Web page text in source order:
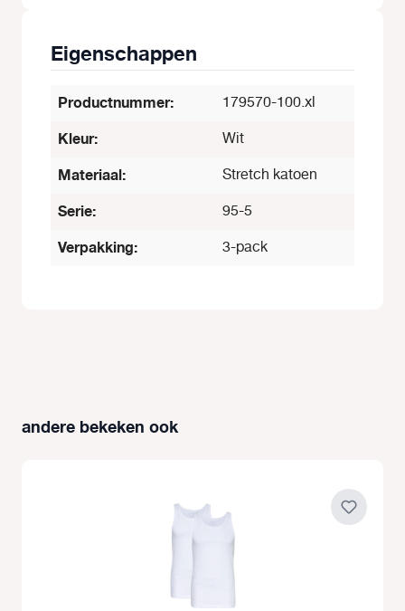
Eigenschappen
Productnummer: 179570-100.xl
Kleur: Wit
Materiaal: Stretch katoen
Serie: 95-5
Verpakking: 3-pack
Productgalerij overslaan
andere bekeken ook